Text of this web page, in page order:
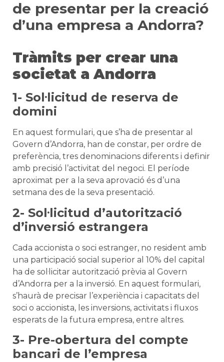
de presentar per la creació
d’una empresa a Andorra?
Tràmits per crear una
societat a Andorra
1- Sol·licitud de reserva de
domini
En aquest formulari, que s’ha de presentar al
Govern d’Andorra, han de constar, per ordre de
preferència, tres denominacions diferents i definir
amb precisió l’activitat del negoci. El període
aproximat per a la seva aprovació és d’una
setmana des de la seva presentació.
2- Sol·licitud d’autorització
d’inversió estrangera
Cada accionista o soci estranger, no resident amb
una participació social superior al 10% del capital
ha de sol·licitar autorització prèvia al Govern
d’Andorra per a la inversió. En aquest formulari,
s’haurà de precisar l’experiència i capacitats del
soci o accionista, les inversions, activitats i fluxos
esperats de la futura empresa, entre altres.
3- Pre-obertura del compte
bancari de l’empresa